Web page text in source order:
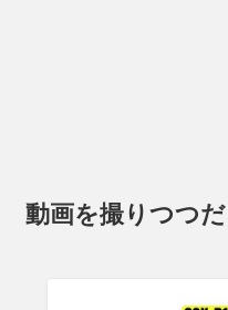
動画を撮りつつだ